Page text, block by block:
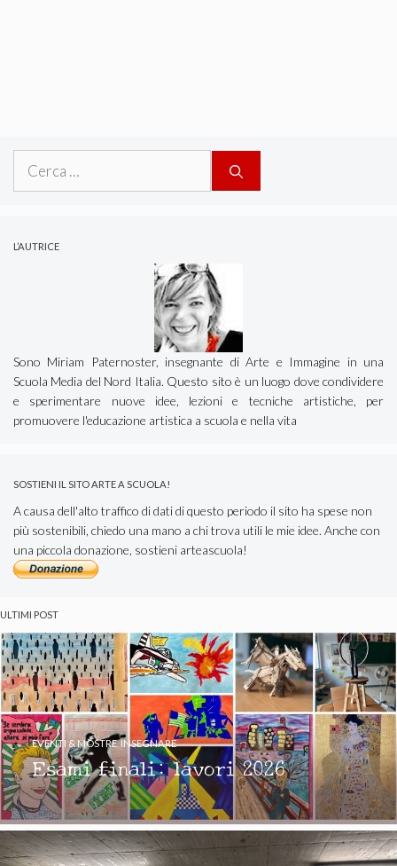
per:
L’AUTRICE
Sono Miriam Paternoster, insegnante di Arte e Immagine in una
Scuola Media del Nord Italia. Questo sito è un luogo dove condividere
e sperimentare nuove idee, lezioni e tecniche artistiche, per
promuovere l'educazione artistica a scuola e nella vita
SOSTIENI IL SITO ARTE A SCUOLA!
A causa dell'alto traffico di dati di questo periodo il sito ha spese non
più sostenibili, chiedo una mano a chi trova utili le mie idee. Anche con
una piccola donazione, sostieni arteascuola!
ULTIMI POST
Esami finali: lavori 2026
EVENTI & MOSTRE,INSEGNARE